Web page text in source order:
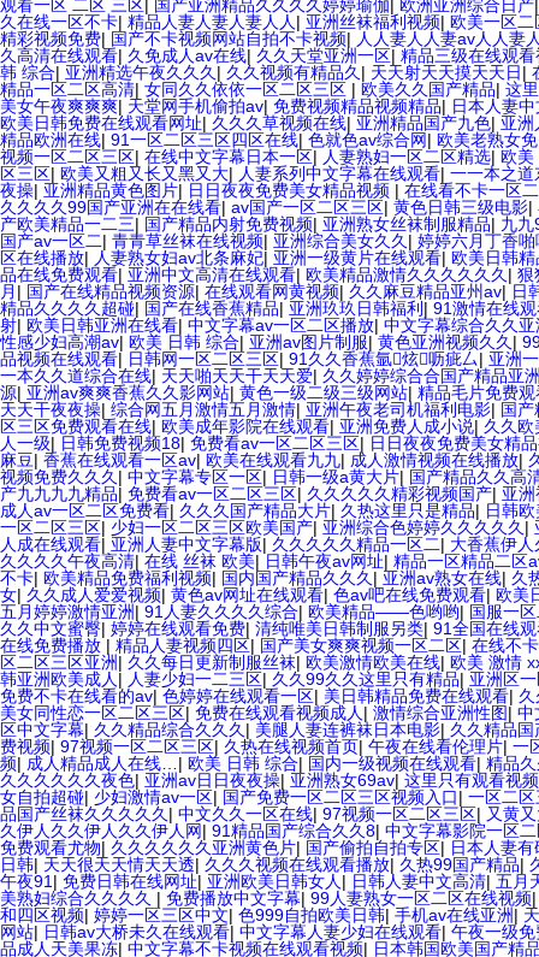
观看一区 二区 三区| 国产亚洲精品久久久久婷婷瑜伽| 欧洲亚洲综合日产
久在线一区不卡| 精品人妻人妻人妻人人 | 亚洲丝袜福利视频| 欧美一区二
精彩视频免费| 国产不卡视频网站自拍不卡视频| 人人妻人人妻av人人妻
久高清在线观看| 久免成人av在线| 久久天堂亚洲一区| 精品三级在线观看
韩 综合| 亚洲精选午夜久久久 | 久久视频有精品久 | 天天射天天摸天天日|
精品一区二区高清| 女同久久依依一区二区三区 | 欧美久久国产精品| 这
美女午夜爽爽爽| 天堂网手机偷拍av| 免费视频精品视频精品| 日本人妻
欧美日韩免费在线观看网址| 久久久草视频在线| 亚洲精品国产九色| 亚洲
精品欧洲在线| 91一区二区三区四区在线| 色就色av综合网| 欧美老熟女
视频一区二区三区| 在线中文字幕日本一区| 人妻熟妇一区二区精选| 欧美
区三区| 欧美又粗又长又黑又大| 人妻系列中文字幕在线观看| 一一本之
夜操| 亚洲精品黄色图片| 日日夜夜免费美女精品视频 | 在线看不卡一区
久久久久99国产亚洲在在线看| av国产一区二区三区| 黄色日韩三级电影|
产欧美精品一二三| 国产精品内射免费视频| 亚洲熟女丝袜制服精品| 九九
国产av一区二| 青青草丝袜在线视频| 亚洲综合美女久久 | 婷婷六月丁香啪
区在线播放| 人妻熟女妇av北条麻妃| 亚洲一级黄片在线观看| 欧美日韩
品在线免费观看| 亚洲中文高清在线观看| 欧美精品激情久久久久久久 | 狠
月 | 国产在线精品视频资源| 在线观看网黄视频| 久久麻豆精品亚州av| 日
精品久久久久超碰| 国产在线香蕉精品| 亚洲玖玖日韩福利 | 91激情在线
射| 欧美日韩亚洲在线看| 中文字幕av一区二区播放| 中文字幕综合久久
性感少妇高潮av| 欧美 日韩 综合| 亚洲av图片制服| 黄色亚洲视频久久 |
品视频在线观看| 日韩网一区二区三区| 91久久香蕉氩炫呖疵厶| 亚洲
一本久久道综合在线| 天天啪天天干天天爱| 久久婷婷综合合国产精品亚
源| 亚洲av爽爽香蕉久久影网站| 黄色一级二级三级网站| 精品毛片免费观
天天干夜夜操| 综合网五月激情五月激情| 亚洲午夜老司机福利电影| 国产
区三区免费观看在线| 欧美成年影院在线观看| 亚洲免费人成小说| 久久欧
人一级| 日韩免费视频18| 免费看av一区二区三区| 日日夜夜免费美女精
麻豆| 香蕉在线观看一区av| 欧美在线观看九九| 成人激情视频在线播放|
视频免费久久久 | 中文字幕专区一区| 日韩一级a黄大片| 国产精品久久高
产九九九九精品| 免费看av一区二区三区| 久久久久久精彩视频国产| 亚
成人av一区二区免费看| 久久久国产精品大片| 久热这里只是精品| 日韩
一区二区三区| 少妇一区二区三区欧美国产| 亚洲综合色婷婷久久久久久 |
人成在线观看| 亚洲人妻中文字幕版| 久久久久久精品一区二| 大香蕉伊
久久久久午夜高清| 在线 丝袜 欧美| 日韩午夜av网址| 精品一区精品二区
不卡| 欧美精品免费福利视频| 国内国产精品久久久 | 亚洲av熟女在线| 久
女| 久久成人爱爱视频| 黄色av网址在线观看| 色av吧在线免费观看| 欧美
五月婷婷激情亚洲| 91人妻久久久久综合| 欧美精品――色哟哟| 国服一
久久中文蜜臀| 婷婷在线观看免费| 清纯唯美日韩制服另类| 91全国在线
在线免费播放 | 精品人妻视频四区| 国产美女爽爽视频一区二区| 在线不
区二区三区亚洲| 久久每日更新制服丝袜| 欧美激情欧美在线| 欧美 激情
韩亚洲欧美成人 | 人妻少妇一二三区| 久久99久久这里只有精品| 亚洲区
免费不卡在线看的av| 色婷婷在线观看一区| 美日韩精品免费在线观看|
美女同性恋一区二区三区| 免费在线观看视频成人 | 激情综合亚洲性图| 中
区中文字幕| 久久精品综合久久久 | 美腿人妻连裤袜日本电影| 久久精品
费视频| 97视频一区二区三区| 久热在线视频首页| 午夜在线看伦理片| 一
频| 成人精品成人在线… | 欧美 日韩 综合| 国内一级视频在线观看| 精品
久久久久久久夜色| 亚洲av日日夜夜操| 亚洲熟女69av| 这里只有观看视频
女自拍超碰| 少妇激情av一区| 国产免费一区二区三区视频入口| 一区二
品国产丝袜久久久久久 | 中文久久一区在线| 97视频一区二区三区| 又黄
久伊人久久伊人久久伊人网| 91精品国产综合久久8| 中文字幕影院一区
免费观看尤物| 久久久久久久亚洲黄色片| 国产偷拍自拍专区| 日本人妻
日韩| 天天很天天情天天透| 久久久视频在线观看播放| 久热99国产精品|
午夜91 | 免费日韩在线网址| 亚洲欧美日韩女人 | 日韩人妻中文高清| 五月
美熟妇综合久久久久 | 免费播放中文字幕| 99人妻熟女一区二区在线视频
和四区视频| 婷婷一区三区中文| 色999自拍欧美日韩| 手机av在线亚洲|
网站| 日韩av大桥未久在线观看| 中文字幕人妻少妇在线观看| 午夜一级
品成人天美果冻| 中文字幕不卡视频在线观看视频| 日本韩国欧美国产精